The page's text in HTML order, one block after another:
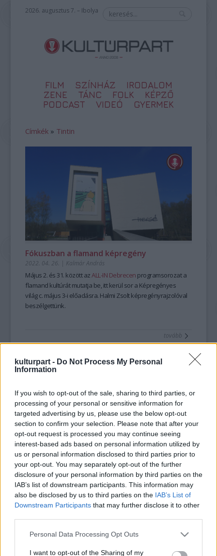
kulturpart - Do Not Process My Personal
Information
If you wish to opt-out of the sale, sharing to third parties, or
processing of your personal or sensitive information for
targeted advertising by us, please use the below opt-out
section to confirm your selection. Please note that after your
opt-out request is processed you may continue seeing
interest-based ads based on personal information utilized by
us or personal information disclosed to third parties prior to
your opt-out. You may separately opt-out of the further
disclosure of your personal information by third parties on the
IAB’s list of downstream participants. This information may
also be disclosed by us to third parties on the IAB’s List of
Downstream Participants that may further disclose it to other
Please note that this website/app uses one or more Google
not limited to your visit or usage behaviour. You may click to
Personal Data Processing Opt Outs
I want to opt-out of the Sharing of my
2026. augusztus 7. – Ibolya
FILM SZÍNHÁZ
IRODALOM
ZENE
TÁNC FOLK
KÉPZŐ
PODCAST
VIDEÓ GYERMEK
Címkék » Tintin
Fókuszban a flamand képregény
2022. 04. 26. | Kalmár András
Május 2. és 31. között azALL-IN Debrecen programsorozat a
flamand kultúrát mutatja be, itt kerül sor a Képregényes
világc. május 3-i előadásra. Halmi Zsolt képregényrajzolóval
beszélgettünk.
tovább
Gyertyalángban úsznak a temetők
2010. 11. 01.|Kultúrpart
A halottak napja keresztény ünnep. A katolikusok november
2-án tartják, mindenszentek napját követően, a bizánci
szertartásban a pünkösd előtti szombaton.